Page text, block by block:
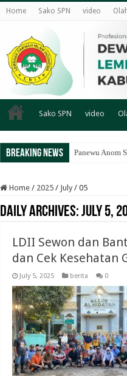
Home Sako SPN video
Sako SPN video
Breaking News Panewu Anom
Home / 2025 / July / 05
Daily Archives:July 5,
LDII Sewon dan
dan Cek Kesehatan
July 5, 2025 berita 0